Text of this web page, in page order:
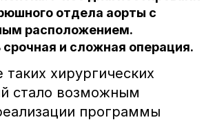
отдела аорты с
расположением.
срочная и сложная операция.
хирургических
стало возможным
программы